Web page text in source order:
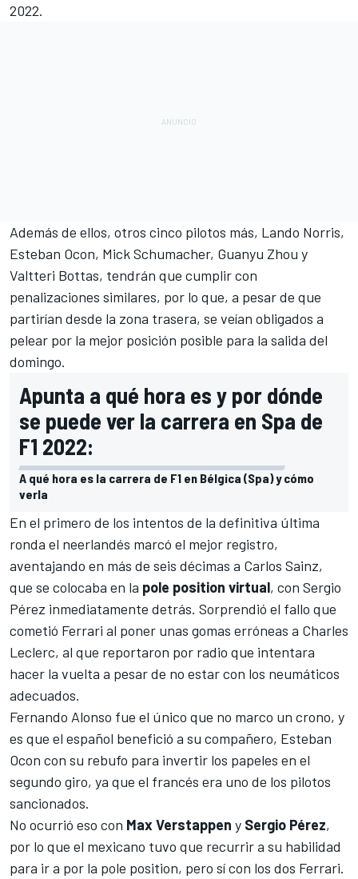
2022.
Además de ellos, otros cinco pilotos más, Lando Norris,
Esteban Ocon, Mick Schumacher, Guanyu Zhou y
Valtteri Bottas, tendrán que cumplir con
penalizaciones similares, por lo que, a pesar de que
partirían desde la zona trasera, se veían obligados a
pelear por la mejor posición posible para la salida del
domingo.
Apunta a qué hora es y por dónde
se puede ver la carrera en Spa de
F1 2022:
A qué hora es la carrera de F1 en Bélgica (Spa) y cómo
verla
En el primero de los intentos de la definitiva última
ronda el neerlandés marcó el mejor registro,
aventajando en más de seis décimas a Carlos Sainz,
que se colocaba en la pole position virtual, con Sergio
Pérez inmediatamente detrás. Sorprendió el fallo que
cometió Ferrari al poner unas gomas erróneas a Charles
Leclerc, al que reportaron por radio que intentara
hacer la vuelta a pesar de no estar con los neumáticos
adecuados.
Fernando Alonso fue el único que no marco un crono, y
es que el español benefició a su compañero, Esteban
Ocon con su rebufo para invertir los papeles en el
segundo giro, ya que el francés era uno de los pilotos
sancionados.
No ocurrió eso con Max Verstappen y Sergio Pérez,
por lo que el mexicano tuvo que recurrir a su habilidad
para ir a por la pole position, pero sí con los dos Ferrari.